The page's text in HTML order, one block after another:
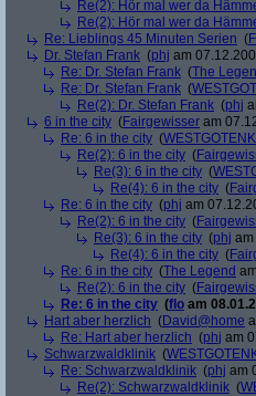
Re(2): Hör mal wer da
Re(2): Hör mal wer da
Re: Lieblings 45 Minuten Serien (
Dr. Stefan Frank (phj am
Re: Dr. Stefan Frank (The
Re: Dr. Stefan Frank (
Re(2): Dr. Stefan Frank (phj
6 in the city (Fairgewisser am
Re: 6 in the city (
Re(2): 6 in the city (
Re(3): 6 in the city (
Re(4): 6 in the city (
Re: 6 in the city (phj am
Re(2): 6 in the city (
Re(3): 6 in the city (phj
Re(4): 6 in the city (
Re: 6 in the city (The Legend
Re(2): 6 in the city (
Re: 6 in the city (flo am
Hart aber herzlich (David@home
Re: Hart aber herzlich (phj am
Schwarzwaldklinik (
Re: Schwarzwaldklinik (phj am
Re(2): Schwarzwaldklinik (